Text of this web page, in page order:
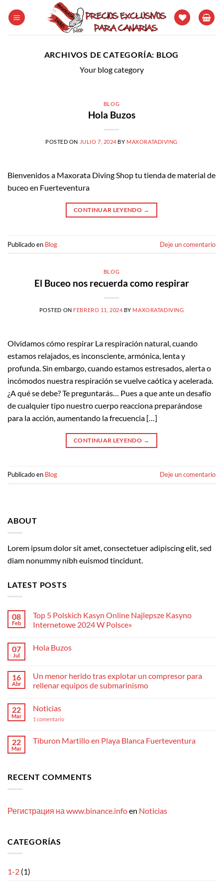
ARCHIVOS DE CATEGORÍA: BLOG
Your blog category
BLOG
Hola Buzos
POSTED ON JULIO 7, 2024 BY MAXORATADIVING
Bienvenidos a Maxorata Diving Shop tu tienda de material de
buceo en Fuerteventura
CONTINUAR LEYENDO →
Publicado en Blog Deje un comentario
BLOG
El Buceo nos recuerda como respirar
POSTED ON FEBRERO 11, 2024 BY MAXORATADIVING
Olvidamos cómo respirar La respiración natural, cuando
estamos relajados, es inconsciente, armónica, lenta y
profunda. Sin embargo, cuando estamos estresados, alerta o
incómodos nuestra respiración se vuelve caótica y acelerada.
¿A qué se debe? Te preguntarás… Pues a que ante un desafío
de cualquier tipo nuestro cuerpo reacciona preparándose
para la acción, aumentando la frecuencia […]
CONTINUAR LEYENDO →
Publicado en Blog Deje un comentario
ABOUT
Lorem ipsum dolor sit amet, consectetuer adipiscing elit, sed
diam nonummy nibh euismod tincidunt.
LATEST POSTS
08
Feb
Top 5 Polskich Kasyn Online Najlepsze Kasyno
Internetowe 2024 W Polsce»
comentarios
Polskich
Kasyn
Online
Internetowe
2024
W
07
Jul
Hola Buzos
en
Hola
Buzos
16
Abr
Un menor herido tras explotar un compresor para
rellenar equipos de submarinismo
comentarios
Un
tras
equipos
22
Mar
Noticias
1 comentarioen
22
Mar
Tiburon Martillo en Playa Blanca Fuerteventura
Tiburon
Fuerteventura
RECENT COMMENTS
Регистрация на www.binance.infoen Noticias
CATEGORÍAS
1-2 (1)